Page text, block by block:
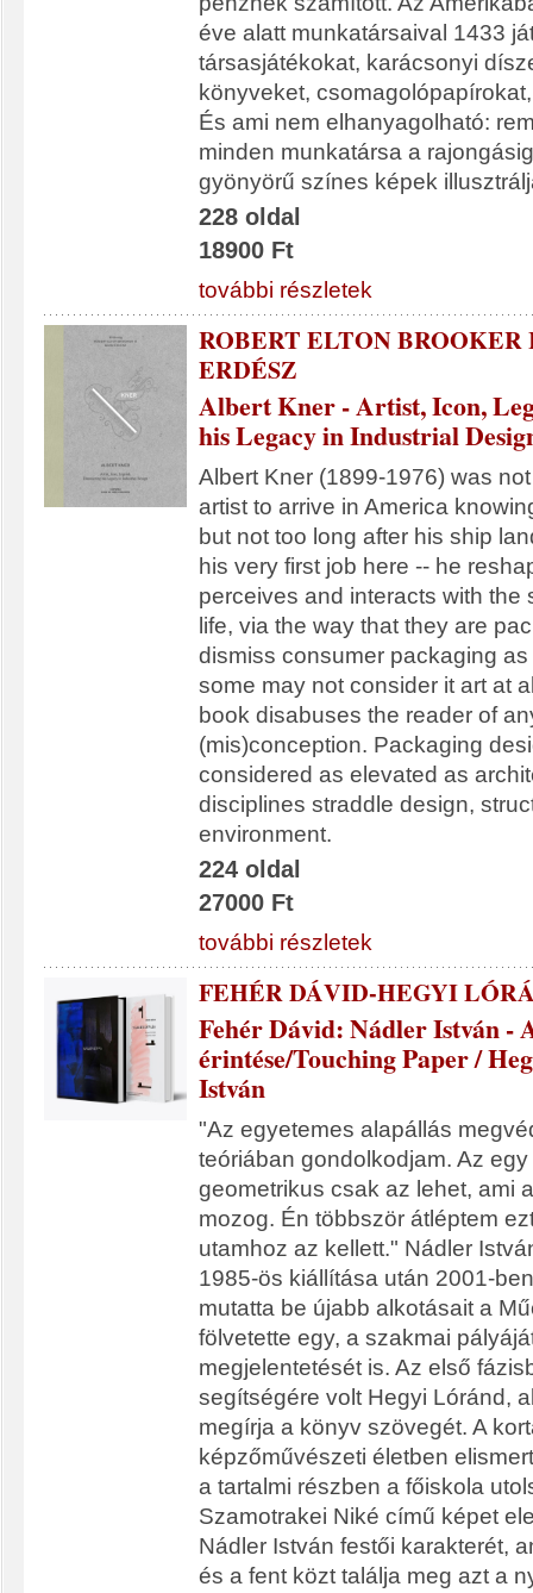
éve alatt munkatársaival 1433
társasjátékokat, karácsonyi
könyveket,
És ami nem elhanyagolható:
minden munkatársa a
gyönyörű színes képek
228 oldal
18900 Ft
további részletek
ROBERT ELTON
ERDÉSZ
Albert Kner - Artist, Icon,
his Legacy in Industrial
Albert Kner (1899-1976) was
artist to arrive in America
but not too long after his ship
his very first job here -- he
perceives and interacts with the
life, via the way that they are
dismiss consumer packaging
some may not consider it art at
book disabuses the reader of
(mis)conception. Packaging
considered as elevated as
disciplines straddle design,
environment.
224 oldal
27000 Ft
további részletek
FEHÉR DÁVID-HEGYI
Fehér Dávid: Nádler István -
érintése/Touching Paper /
István
"Az egyetemes alapállás
teóriában gondolkodjam. Az
geometrikus csak az lehet, ami
mozog. Én többször átléptem
utamhoz az kellett." Nádler
1985-ös kiállítása után 2001-
mutatta be újabb alkotásait a
fölvetette egy, a szakmai
megjelentetését is. Az első
segítségére volt Hegyi Lóránd,
megírja a könyv szövegét. A
képzőművészeti életben
a tartalmi részben a főiskola
Szamotrakei Niké című képet
Nádler István festői karakterét,
és a fent közt találja meg azt a